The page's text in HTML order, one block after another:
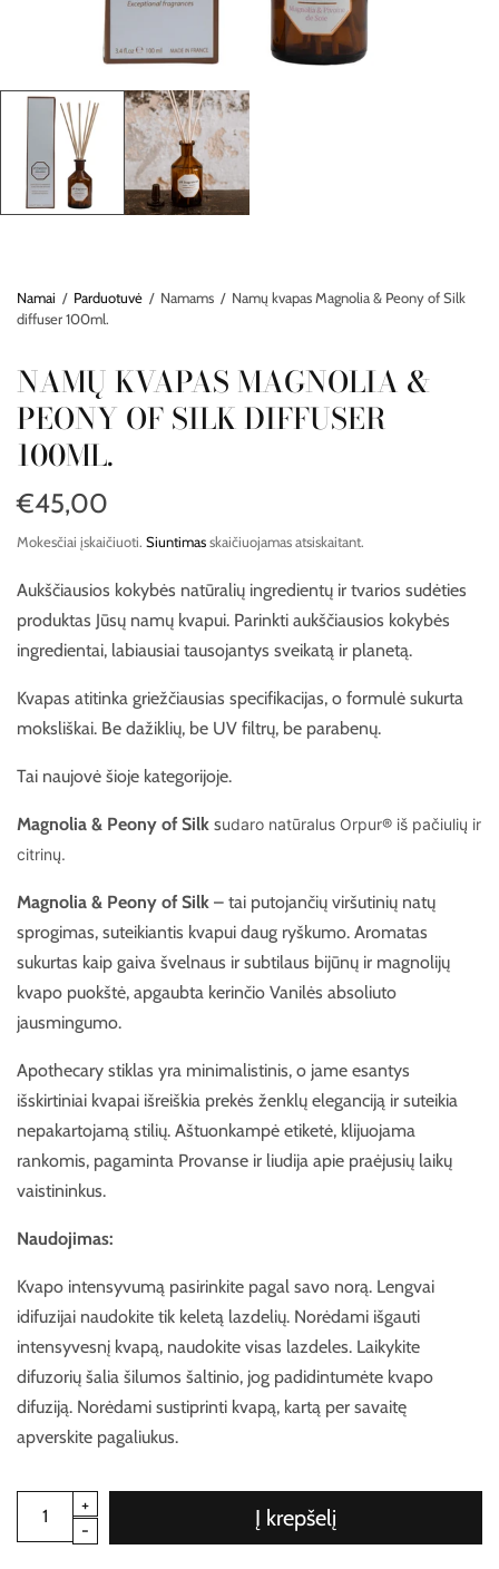
Namai / Parduotuvė / Namams / Namų kvapas Magnolia & Peony of Silk
diffuser 100ml.
NAMŲ KVAPAS MAGNOLIA &
PEONY OF SILK DIFFUSER
100ML.
€45,00
Mokesčiai įskaičiuoti. Siuntimasskaičiuojamas atsiskaitant.
Aukščiausios kokybės natūralių ingredientų ir tvarios sudėties
produktas Jūsų namų kvapui. Parinkti aukščiausios kokybės
ingredientai, labiausiai tausojantys sveikatą ir planetą.
Kvapas atitinka griežčiausias specifikacijas, o formulė sukurta
moksliškai. Be dažiklių, be UV filtrų, be parabenų.
Tai naujovė šioje kategorijoje.
Magnolia & Peony of Silksudaro natūralus Orpur® iš pačiulių ir
citrinų.
Magnolia & Peony of Silk – tai putojančių viršutinių natų
sprogimas, suteikiantis kvapui daug ryškumo. Aromatas
sukurtas kaip gaiva švelnaus ir subtilaus bijūnų ir magnolijų
kvapo puokštė, apgaubta kerinčio Vanilės absoliuto
jausmingumo.
Apothecary stiklas yra minimalistinis, o jame esantys
išskirtiniai kvapai išreiškia prekės ženklų eleganciją ir suteikia
nepakartojamą stilių. Aštuonkampė etiketė, klijuojama
rankomis, pagaminta Provanse ir liudija apie praėjusių laikų
vaistininkus.
Naudojimas:
Kvapo intensyvumą pasirinkite pagal savo norą. Lengvai
idifuzijai naudokite tik keletą lazdelių. Norėdami išgauti
intensyvesnį kvapą, naudokite visas lazdeles. Laikykite
difuzorių šalia šilumos šaltinio, jog padidintumėte kvapo
difuziją. Norėdami sustiprinti kvapą, kartą per savaitę
apverskite pagaliukus.
Į krepšelį